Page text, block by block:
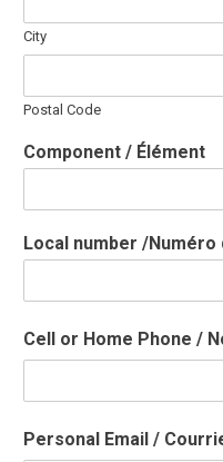
City
Postal Code
Component / Élément
Local number /
Cell or Home Phone /
Personal Email /